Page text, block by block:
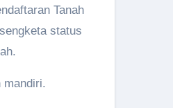
Tanah
status
mandiri.